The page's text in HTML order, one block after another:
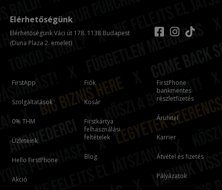
FirstApp
Szolgáltatások
0% THM
Üzleteink
Hello FirstPhone
Akció
Fiók
Kosár
Firstkártya
felhasználási
feltételek
Blog
FirstPhone
bankmentes
részletfizetés
Áruhitel
Karrier
Átvétel és fizetés
Pályázatok
Elérhetőségünk
Elérhetőségünk Váci út 178. 1138 Budapest
(Duna Plaza 2. emelet)